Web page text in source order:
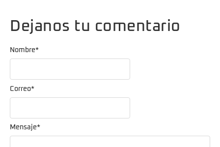
Dejanos tu comentario
Mensaje*
Nombre*
Correo*